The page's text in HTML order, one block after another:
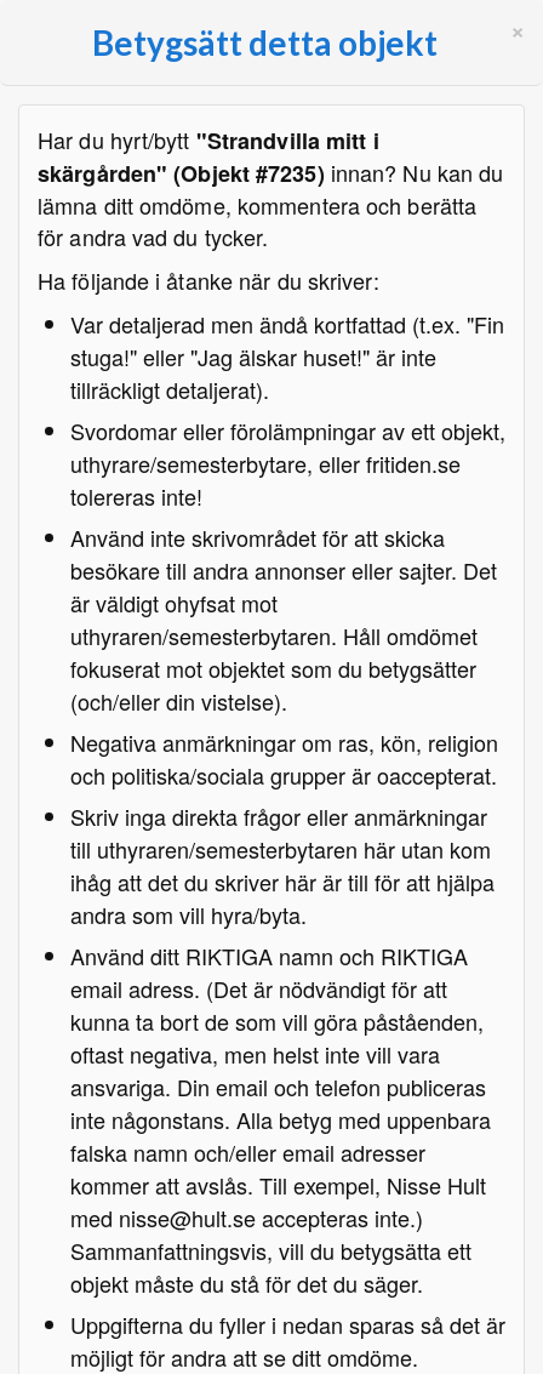
×
Betygsätt detta objekt
Har du hyrt/bytt "Strandvilla mitt i
skärgården" (Objekt #7235)innan? Nu kan du
lämna ditt omdöme, kommentera och berätta
för andra vad du tycker.
Ha följande i åtanke när du skriver:
Var detaljerad men ändå kortfattad (t.ex. "Fin
stuga!" eller "Jag älskar huset!" är inte
tillräckligt detaljerat).
Svordomar eller förolämpningar av ett objekt,
uthyrare/semesterbytare, eller fritiden.se
tolereras inte!
Använd inte skrivområdet för att skicka
besökare till andra annonser eller sajter. Det
är väldigt ohyfsat mot
uthyraren/semesterbytaren. Håll omdömet
fokuserat mot objektet som du betygsätter
(och/eller din vistelse).
Negativa anmärkningar om ras, kön, religion
och politiska/sociala grupper är oaccepterat.
Skriv inga direkta frågor eller anmärkningar
till uthyraren/semesterbytaren här utan kom
ihåg att det du skriver här är till för att hjälpa
andra som vill hyra/byta.
Använd ditt RIKTIGA namn och RIKTIGA
email adress. (Det är nödvändigt för att
kunna ta bort de som vill göra påståenden,
oftast negativa, men helst inte vill vara
ansvariga. Din email och telefon publiceras
inte någonstans. Alla betyg med uppenbara
falska namn och/eller email adresser
kommer att avslås. Till exempel, Nisse Hult
med nisse@hult.se accepteras inte.)
Sammanfattningsvis, vill du betygsätta ett
objekt måste du stå för det du säger.
Uppgifterna du fyller i nedan sparas så det är
möjligt för andra att se ditt omdöme.